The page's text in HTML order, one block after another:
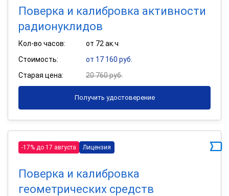
Поверка и калибровка активности
радионуклидов
Кол-во часов:
от 72 ак.ч
Стоимость:
от 17 160 руб.
Старая цена:
20 760 руб.
Получить удостоверение
-17% до 17 августа Лицензия
Поверка и калибровка
геометрических средств